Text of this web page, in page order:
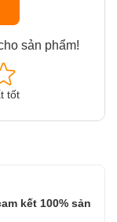
sản phẩm!
tốt
kết 100% sản